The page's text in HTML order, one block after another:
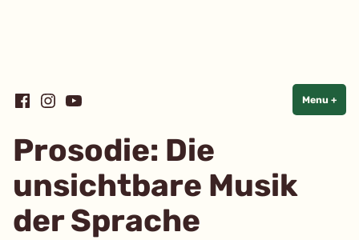
Linguistik einfach einfach Menu +
Facebook
Instagram
YouTube
Prosodie: Die
unsichtbare Musik
der Sprache